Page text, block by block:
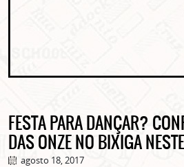
FESTA PARA DANÇAR?
DAS ONZE NO BIXIGA
agosto 18, 2017